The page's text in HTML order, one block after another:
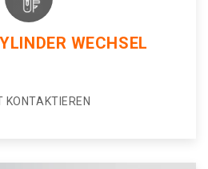
WECHSEL
KONTAKTIEREN